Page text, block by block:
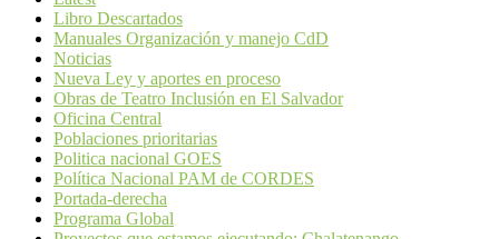
Libro Descartados
Manuales Organización y manejo CdD
Noticias
Nueva Ley y aportes en proceso
Obras de Teatro Inclusión en El Salvador
Oficina Central
Poblaciones prioritarias
Politica nacional GOES
Política Nacional PAM de CORDES
Portada-derecha
Programa Global